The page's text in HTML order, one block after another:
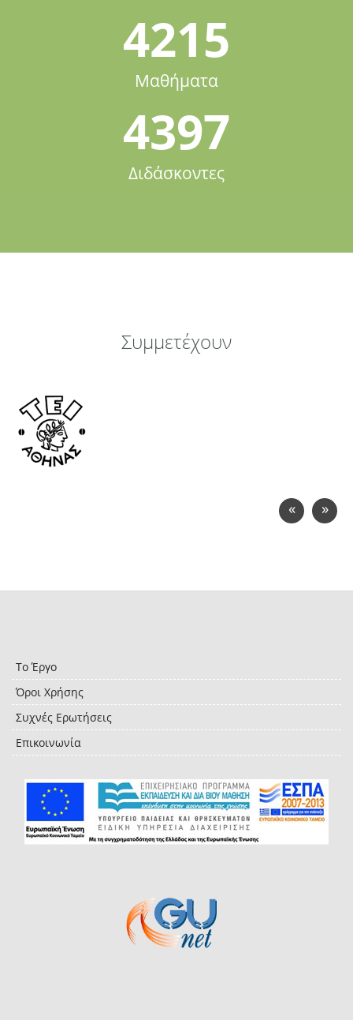
4215
Μαθήματα
4397
Διδάσκοντες
Συμμετέχουν
« »
Το Έργο
Όροι Χρήσης
Συχνές Ερωτήσεις
Επικοινωνία